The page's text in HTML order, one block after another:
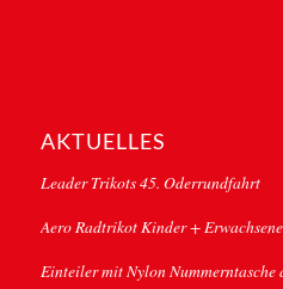
AKTUELLES
Leader Trikots 45. Oderrundfahrt
Aero Radtrikot Kinder +
Einteiler mit Nylon Nummerntasche